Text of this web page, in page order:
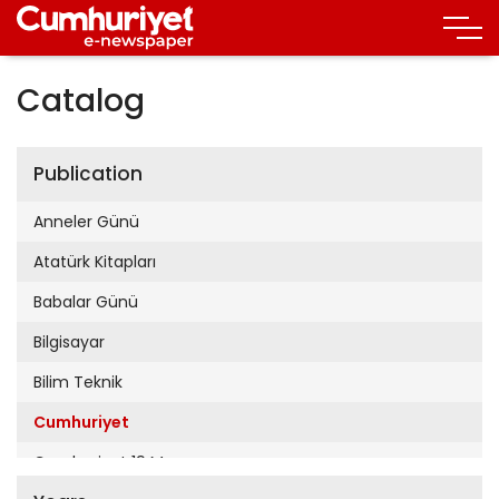
Catalog
Publication
Anneler Günü
Atatürk Kitapları
Babalar Günü
Bilgisayar
Bilim Teknik
Cumhuriyet
Cumhuriyet 19 Mayıs